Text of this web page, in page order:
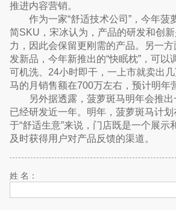
推进内容营销。
作为一家“舒适技术公司”，今年菠
简SKU，宋冰认为，产品的研发和创
力，因此会保留更刚需的产品。另一
发新品，今年新推出的“快眠枕”，可以
可机洗、24小时即干，一上市就卖出
马的月销售额在700万左右，预计明年
另外据透露，菠萝斑马明年会推
已经研发近一年。明年，菠萝斑马计
于“舒适生意”来说，门店既是一个展示
及时获得用户对产品反馈的渠道。
姓 名：